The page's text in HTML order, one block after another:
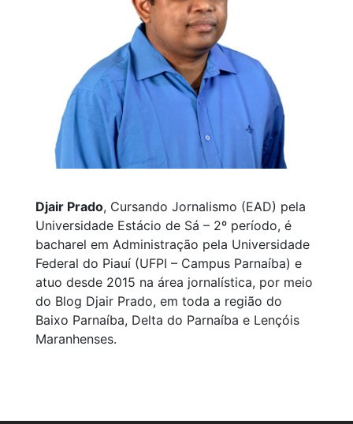
Djair Prado, Cursando Jornalismo (EAD) pela
Universidade Estácio de Sá – 2º período, é
bacharel em Administração pela Universidade
Federal do Piauí (UFPI – Campus Parnaíba) e
atuo desde 2015 na área jornalística, por meio
do Blog Djair Prado, em toda a região do
Baixo Parnaíba, Delta do Parnaíba e Lençóis
Maranhenses.